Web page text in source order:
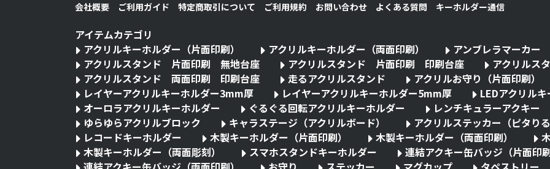
会社概要 ご利用ガイド 特定商取引について ご利用規約 お問い合わせ よくある質問 キーホルダー通信
アイテムカテゴリ
アクリルキーホルダー（片面印刷）
アクリルキーホルダー（両面印刷）
アンブレラマーカー
アクリルスタンド 片面印刷 無地台座
アクリルスタンド 片面印刷 印刷台座
アクリル
アクリルスタンド 両面印刷 印刷台座
走るアクリルスタンド
アクリルお守り（片面印刷）
レイヤーアクリルキーホルダー3mm厚
レイヤーアクリルキーホルダー5mm厚
LEDアクリル
オーロラアクリルキーホルダー
ぐるぐる回転アクリルキーホルダー
レンチキュラーアクキー
ゆらゆらアクリルブロック
キャラステージ（アクリルボード）
アクリルステッカー（ピタり
レコードキーホルダー
木製キーホルダー（片面印刷） 木製キーホルダー（両面印刷）
木製キーホルダー（両面彫刻）
スマホスタンドキーホルダー
連結アクキー缶バッジ（片面印